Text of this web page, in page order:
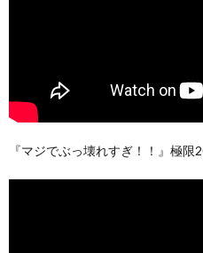
『マジでぶっ壊れすぎ！！』極限